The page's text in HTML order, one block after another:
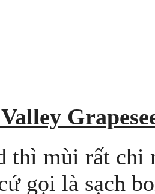
thì mùi rất
gọi là sạch